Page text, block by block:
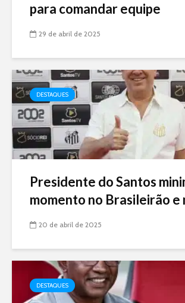
para comandar equipe
29 de abril de 2025
DESTAQUES
Presidente do Santos
momento no Brasileirão e
20 de abril de 2025
DESTAQUES